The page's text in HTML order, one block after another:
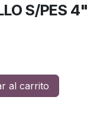
S/PES 4"
al carrito